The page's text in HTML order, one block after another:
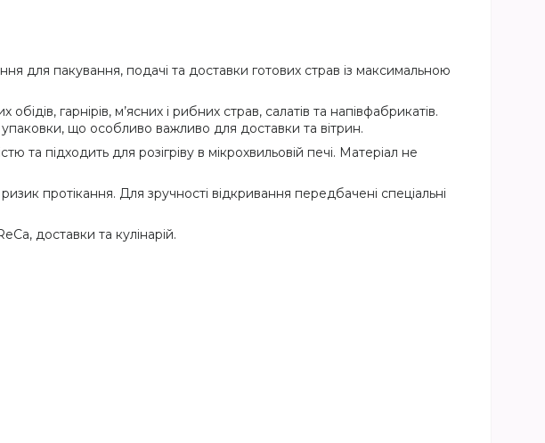
пакування, подачі та доставки готових страв із максимальною
гарнірів, м’ясних і рибних страв, салатів та напівфабрикатів.
що особливо важливо для доставки та вітрин.
та підходить для розігріву в мікрохвильовій печі. Матеріал не
протікання. Для зручності відкривання передбачені спеціальні
доставки та кулінарій.